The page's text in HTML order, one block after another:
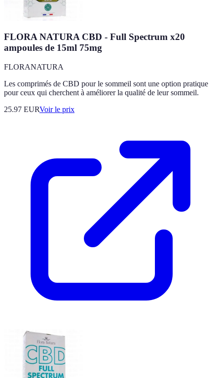
FLORA NATURA CBD - Full Spectrum x20
ampoules de 15ml 75mg
FLORANATURA
Les comprimés de CBD pour le sommeil sont une option pratique
pour ceux qui cherchent à améliorer la qualité de leur sommeil.
25.97 EURVoir le prix